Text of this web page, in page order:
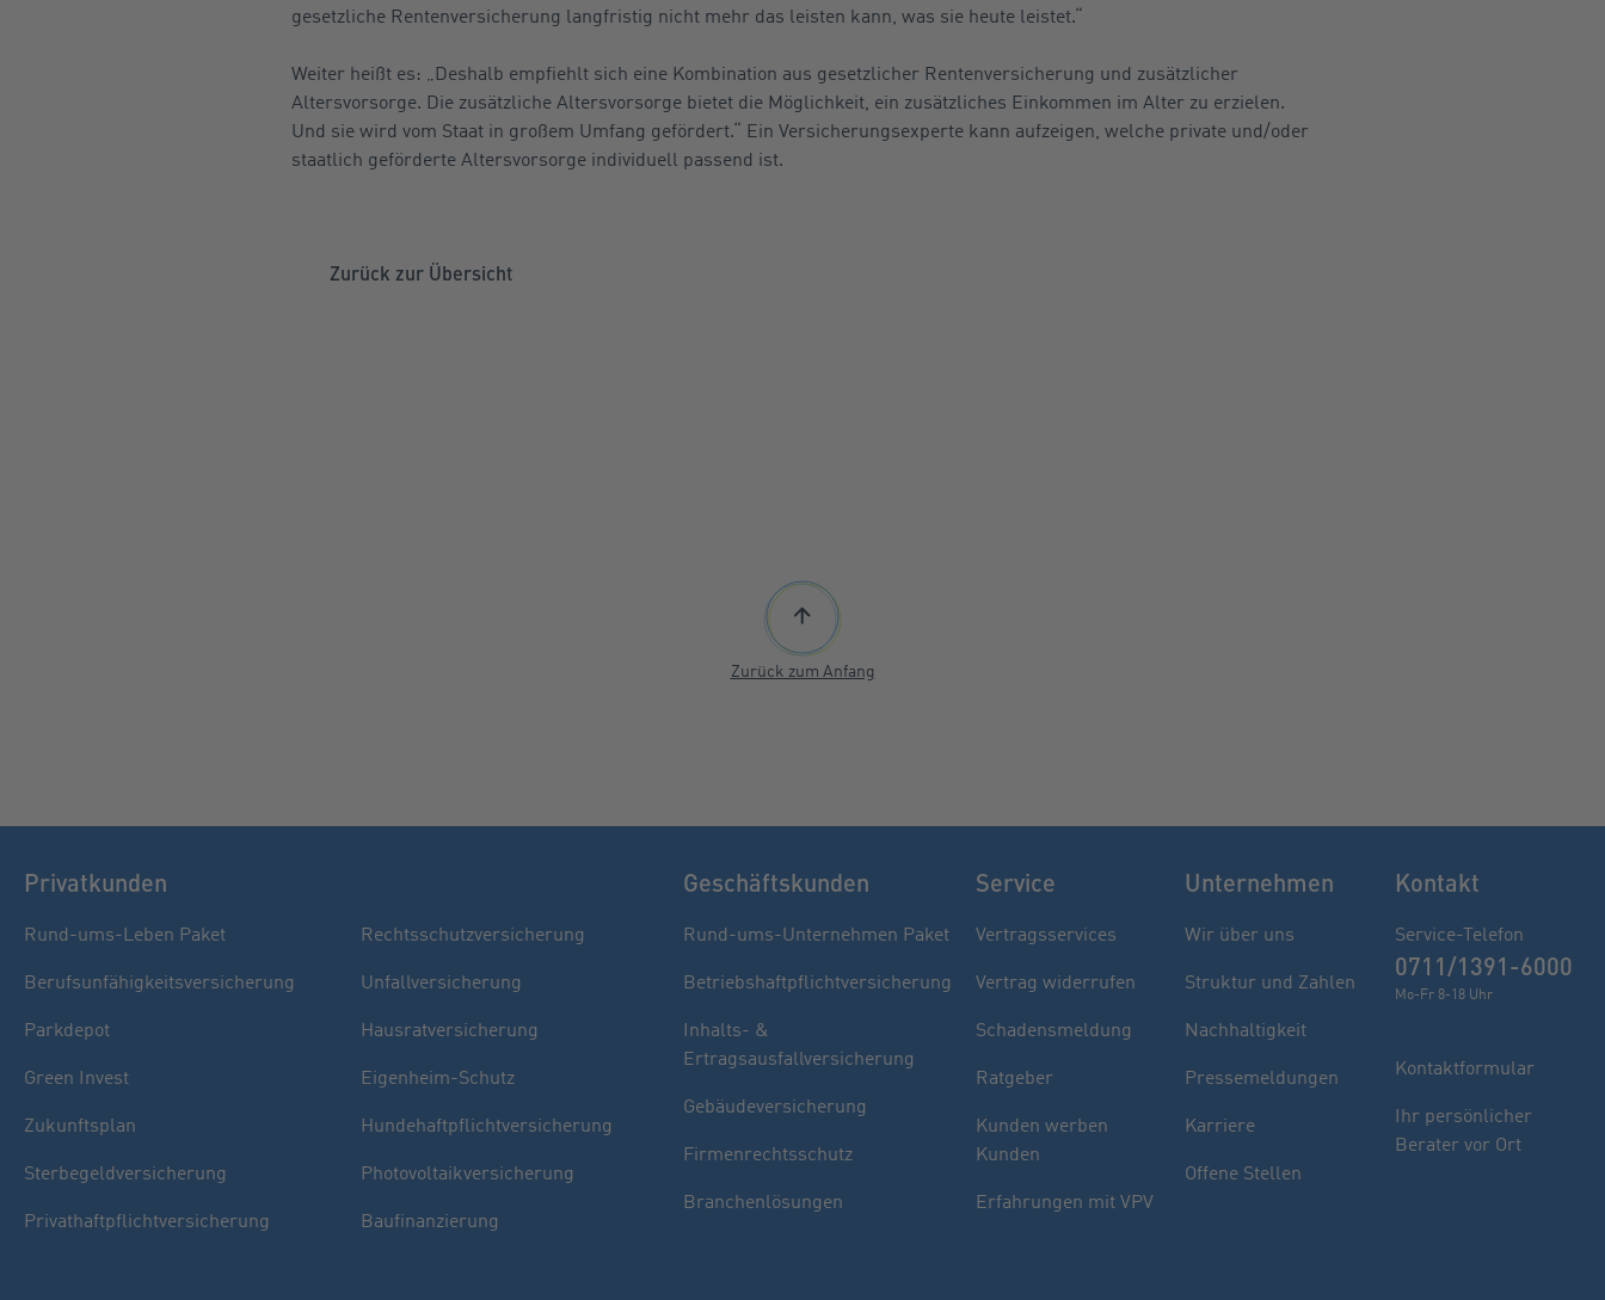
Finden Sie Ihren Berater
Sie haben noch Fragen oder möchten sich
indivuell beraten lassen.
gesetzliche Rentenversicherung langfristig nicht mehr das leisten kann, was sie heute leistet.“
Weiter heißt es: „Deshalb empfiehlt sich eine Kombination aus gesetzlicher Rentenversicherung und zusätzlicher
Altersvorsorge. Die zusätzliche Altersvorsorge bietet die Möglichkeit, ein zusätzliches Einkommen im Alter zu erzielen.
Und sie wird vom Staat in großem Umfang gefördert.“ Ein Versicherungsexperte kann aufzeigen, welche private und/oder
staatlich geförderte Altersvorsorge individuell passend ist.
Zurück zur Übersicht
Zurück zum Anfang
Privatkunden
Rund-ums-Leben Paket
Berufsunfähigkeitsversicherung
Parkdepot
Green Invest
Zukunftsplan
Sterbegeldversicherung
Privathaftpflichtversicherung
Rechtsschutzversicherung
Unfallversicherung
Hausratversicherung
Eigenheim-Schutz
Hundehaftpflichtversicherung
Photovoltaikversicherung
Baufinanzierung
Geschäftskunden
Rund-ums-Unternehmen Paket
Betriebshaftpflichtversicherung
Inhalts- &
Ertragsausfallversicherung
Gebäudeversicherung
Firmenrechtsschutz
Branchenlösungen
Service
Vertragsservices
Vertrag widerrufen
Schadensmeldung
Ratgeber
Kunden werben
Kunden
Erfahrungen mit VPV
Unternehmen
Wir über uns
Struktur und Zahlen
Nachhaltigkeit
Pressemeldungen
Karriere
Offene Stellen
Kontakt
Service-Telefon
0711/1391-6000
Mo-Fr 8-18 Uhr
Kontaktformular
Ihr persönlicher
Berater vor Ort